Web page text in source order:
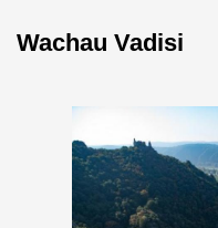
Wachau Vadisi